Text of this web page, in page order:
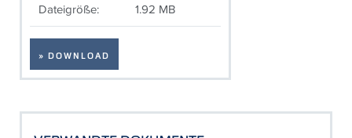
Dateigröße: 1.92 MB
» DOWNLOAD